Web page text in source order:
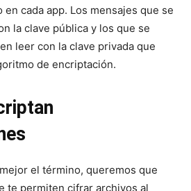
en cada app. Los mensajes que se
la clave pública y los que se
leer con la clave privada que
de encriptación.
el término, queremos que
te permiten cifrar archivos al